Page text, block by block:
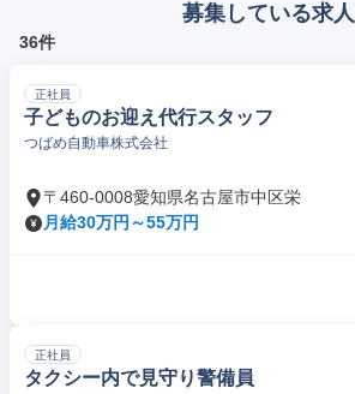
募集している求人
36件
正社員
子どものお迎え代行スタッフ
つばめ自動車株式会社
〒460-0008愛知県名古屋市中区栄
月給30万円～55万円
正社員
タクシー内で見守り警備員